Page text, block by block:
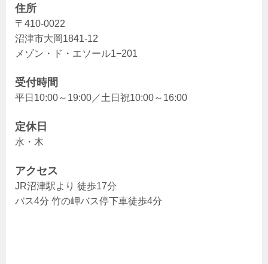
住所
〒410-0022
沼津市大岡1841-12
メゾン・ド・エソール1−201
受付時間
平日10:00～19:00／土日祝10:00～16:00
定休日
水・木
アクセス
JR沼津駅より 徒歩17分
バス4分 竹の岬バス停下車徒歩4分